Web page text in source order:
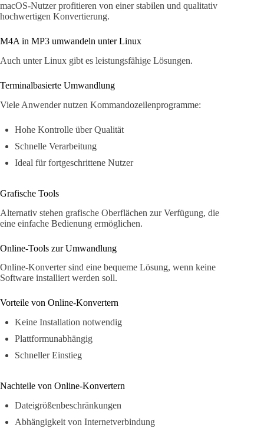
macOS-Nutzer profitieren von einer stabilen und qualitativ
hochwertigen Konvertierung.
M4A in MP3 umwandeln unter Linux
Auch unter Linux gibt es leistungsfähige Lösungen.
Terminalbasierte Umwandlung
Viele Anwender nutzen Kommandozeilenprogramme:
Hohe Kontrolle über Qualität
Schnelle Verarbeitung
Ideal für fortgeschrittene Nutzer
Grafische Tools
Alternativ stehen grafische Oberflächen zur Verfügung, die
eine einfache Bedienung ermöglichen.
Online-Tools zur Umwandlung
Online-Konverter sind eine bequeme Lösung, wenn keine
Software installiert werden soll.
Vorteile von Online-Konvertern
Keine Installation notwendig
Plattformunabhängig
Schneller Einstieg
Nachteile von Online-Konvertern
Dateigrößenbeschränkungen
Abhängigkeit von Internetverbindung